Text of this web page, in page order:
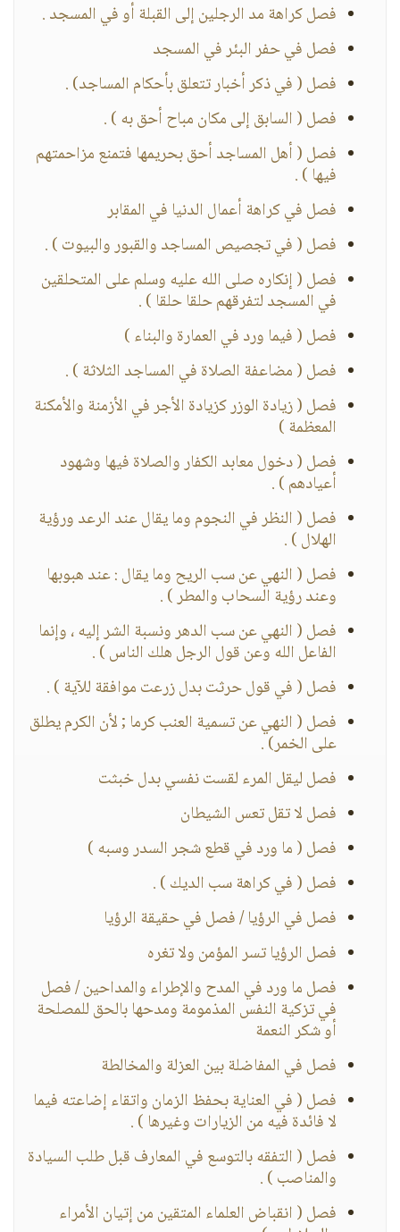
فصل كراهة مد الرجلين إلى القبلة أو في المسجد .
فصل في حفر البئر في المسجد
فصل ( في ذكر أخبار تتعلق بأحكام المساجد) .
فصل ( السابق إلى مكان مباح أحق به ) .
فصل ( أهل المساجد أحق بحريمها فتمنع مزاحمتهم
فيها ) .
فصل في كراهة أعمال الدنيا في المقابر
فصل ( في تجصيص المساجد والقبور والبيوت ) .
فصل ( إنكاره صلى الله عليه وسلم على المتحلقين
في المسجد لتفرقهم حلقا حلقا ) .
فصل ( فيما ورد في العمارة والبناء )
فصل ( مضاعفة الصلاة في المساجد الثلاثة ) .
فصل ( زيادة الوزر كزيادة الأجر في الأزمنة والأمكنة
المعظمة )
فصل ( دخول معابد الكفار والصلاة فيها وشهود
أعيادهم ) .
فصل ( النظر في النجوم وما يقال عند الرعد ورؤية
الهلال ) .
فصل ( النهي عن سب الريح وما يقال : عند هبوبها
وعند رؤية السحاب والمطر ) .
فصل ( النهي عن سب الدهر ونسبة الشر إليه ، وإنما
الفاعل الله وعن قول الرجل هلك الناس ) .
فصل ( في قول حرثت بدل زرعت موافقة للآية ) .
فصل ( النهي عن تسمية العنب كرما ; لأن الكرم يطلق
على الخمر) .
فصل ليقل المرء لقست نفسي بدل خبثت
فصل لا تقل تعس الشيطان
فصل ( ما ورد في قطع شجر السدر وسبه )
فصل ( في كراهة سب الديك ) .
فصل في الرؤيا / فصل في حقيقة الرؤيا
فصل الرؤيا تسر المؤمن ولا تغره
فصل ما ورد في المدح والإطراء والمداحين / فصل
في تزكية النفس المذمومة ومدحها بالحق للمصلحة
أو شكر النعمة
فصل في المفاضلة بين العزلة والمخالطة
فصل ( في العناية بحفظ الزمان واتقاء إضاعته فيما
لا فائدة فيه من الزيارات وغيرها ) .
فصل ( التفقه بالتوسع في المعارف قبل طلب السيادة
والمناصب ) .
فصل ( انقباض العلماء المتقين من إتيان الأمراء